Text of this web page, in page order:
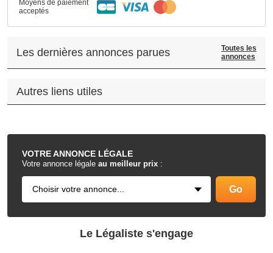
VOTREANNONCE LÉGALE
Votre annonce légale au meilleur prix :
Moyens de paiement
acceptés
Les dernières annonces parues
Toutes les
annonces
Autres liens utiles
.
Le Légaliste s'engage